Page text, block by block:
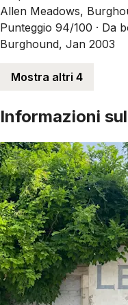
Allen Meadows,
Punteggio 94/100 · Da
Burghound, Jan 2003
Mostra altri 4
Informazioni